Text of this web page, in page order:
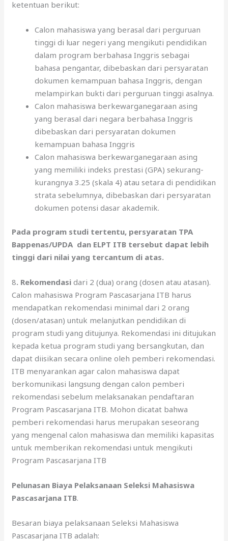
ketentuan berikut:
Calon mahasiswa yang berasal dari perguruan
tinggi di luar negeri yang mengikuti pendidikan
dalam program berbahasa Inggris sebagai
bahasa pengantar, dibebaskan dari persyaratan
dokumen kemampuan bahasa Inggris, dengan
melampirkan bukti dari perguruan tinggi asalnya.
Calon mahasiswa berkewarganegaraan asing
yang berasal dari negara berbahasa Inggris
dibebaskan dari persyaratan dokumen
kemampuan bahasa Inggris
Calon mahasiswa berkewarganegaraan asing
yang memiliki indeks prestasi (GPA) sekurang-
kurangnya 3.25 (skala 4) atau setara di pendidikan
strata sebelumnya, dibebaskan dari persyaratan
dokumen potensi dasar akademik.
Pada program studi tertentu, persyaratan TPA
Bappenas/UPDA dan ELPT ITB tersebut dapat lebih
tinggi dari nilai yang tercantum di atas.
8. Rekomendasidari 2 (dua) orang (dosen atau atasan).
Calon mahasiswa Program Pascasarjana ITB harus
mendapatkan rekomendasi minimal dari 2 orang
(dosen/atasan) untuk melanjutkan pendidikan di
program studi yang ditujunya. Rekomendasi ini ditujukan
kepada ketua program studi yang bersangkutan, dan
dapat diisikan secara online oleh pemberi rekomendasi.
ITB menyarankan agar calon mahasiswa dapat
berkomunikasi langsung dengan calon pemberi
rekomendasi sebelum melaksanakan pendaftaran
Program Pascasarjana ITB. Mohon dicatat bahwa
pemberi rekomendasi harus merupakan seseorang
yang mengenal calon mahasiswa dan memiliki kapasitas
untuk memberikan rekomendasi untuk mengikuti
Program Pascasarjana ITB
Pelunasan Biaya Pelaksanaan Seleksi Mahasiswa
Pascasarjana ITB.
Besaran biaya pelaksanaan Seleksi Mahasiswa
Pascasarjana ITB adalah: